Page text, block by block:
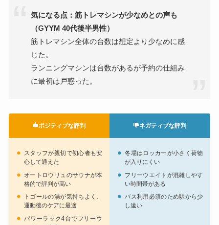
気になる点：筋トレマシンが少なめとの声も
（GYYM 40代後半男性）
筋トレマシン全体の台数は想定より少なめに感
じた。
ランニングマシンは台数があるが予約の仕組み
に最初は戸惑った。
ポジティブな評判 ネガティブな評判
スタッフが親切で初心者も安
心して通えた
オートロウリュのサウナが本
格的で評判が高い
トゴールの湯が気持ちよく、
運動後のケアに最適
パワーラック4台でフリーウ
冬場はロッカーが小さく荷物
が入りにくい
フリーウエイトが混雑しやす
い時間帯がある
バス利用必須のため駅から少
し遠い